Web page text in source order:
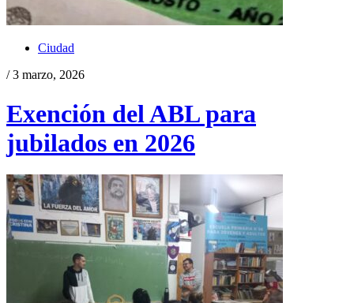
Ciudad
/ 3 marzo, 2026
Exención del ABL para
jubilados en 2026